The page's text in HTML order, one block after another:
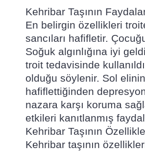
Kehribar Taşının
En belirgin özellikleri
sancıları hafifletir.
Soğuk algınlığına iyi
troit tedavisinde
olduğu söylenir. Sol
hafiflettiğinden
nazara karşı koruma
etkileri kanıtlanmış
Kehribar Taşının
Kehribar taşının